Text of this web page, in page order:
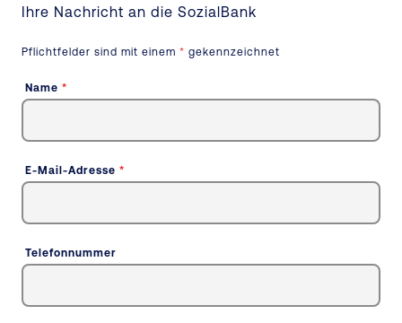
Ihre Nachricht an die SozialBank
Pflichtfelder sind mit einem * gekennzeichnet
Name *
E-Mail-Adresse *
Telefonnummer